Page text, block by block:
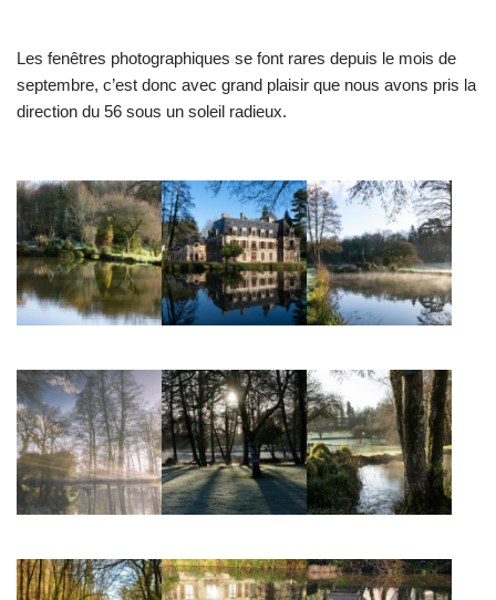
Les fenêtres photographiques se font rares depuis le mois de
septembre, c’est donc avec grand plaisir que nous avons pris la
direction du 56 sous un soleil radieux.